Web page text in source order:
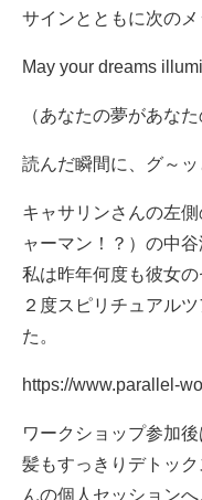
サインとともに次のメ
May your dreams
（あなたの夢があな
読んだ瞬間に、グ～ッ
キャサリンさんの左
ャーマン！？）の中谷
私は昨年何度も彼女の
２度スピリチュアル
た。
https://www.parallel-
ワークショップ参加後
髪もすっきりデトッ
んの個人セッションへ